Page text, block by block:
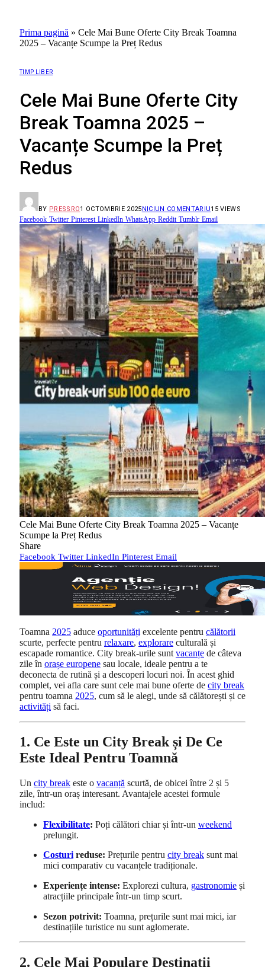
Prima pagină » Cele Mai Bune Oferte City Break Toamna
2025 – Vacanțe Scumpe la Preț Redus
TIMP LIBER
Cele Mai Bune Oferte City
Break Toamna 2025 –
Vacanțe Scumpe la Preț
Redus
BY PRESSRO1 OCTOMBRIE 2025NICIUN COMENTARIU15VIEWS
Facebook Twitter Pinterest LinkedIn WhatsApp Reddit Tumblr Email
Cele Mai Bune Oferte City Break Toamna 2025 – Vacanțe
Scumpe la Preț Redus
Share
Facebook Twitter LinkedIn Pinterest Email
Toamna 2025 aduce oportunități excelente pentru călătorii
scurte, perfecte pentru relaxare, explorare culturală și
escapade romantice. City break-urile sunt vacanțe de câteva
zile în orașe europene sau locale, ideale pentru a te
deconecta de rutină și a descoperi locuri noi. În acest ghid
complet, vei afla care sunt cele mai bune oferte de city break
pentru toamna 2025, cum să le alegi, unde să călătorești și ce
activități să faci.
1. Ce Este un City Break și De Ce
Este Ideal Pentru Toamnă
Un city break este o vacanță scurtă, de obicei între 2 și 5
zile, într-un oraș interesant. Avantajele acestei formule
includ:
Flexibilitate: Poți călători chiar și într-un weekend
prelungit.
Costuri reduse: Prețurile pentru city break sunt mai
mici comparativ cu vacanțele tradiționale.
Experiențe intense: Explorezi cultura, gastronomie și
atracțiile principale într-un timp scurt.
Sezon potrivit: Toamna, prețurile sunt mai mici, iar
destinațiile turistice nu sunt aglomerate.
2. Cele Mai Populare Destinații